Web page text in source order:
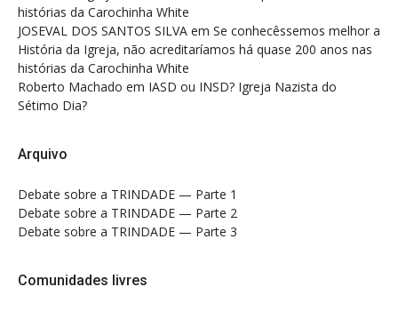
histórias da Carochinha White
JOSEVAL DOS SANTOS SILVA em Se conhecêssemos melhor a
História da Igreja, não acreditaríamos há quase 200 anos nas
histórias da Carochinha White
Roberto Machado em IASD ou INSD? Igreja Nazista do
Sétimo Dia?
Arquivo
Debate sobre a TRINDADE — Parte 1
Debate sobre a TRINDADE — Parte 2
Debate sobre a TRINDADE — Parte 3
Comunidades livres